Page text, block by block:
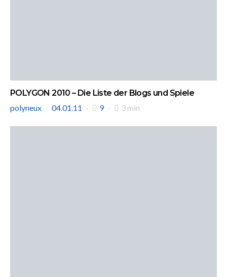
POLYGON 2010 – Die Liste der Blogs und Spiele
polyneux
04.01.11 9 3 min